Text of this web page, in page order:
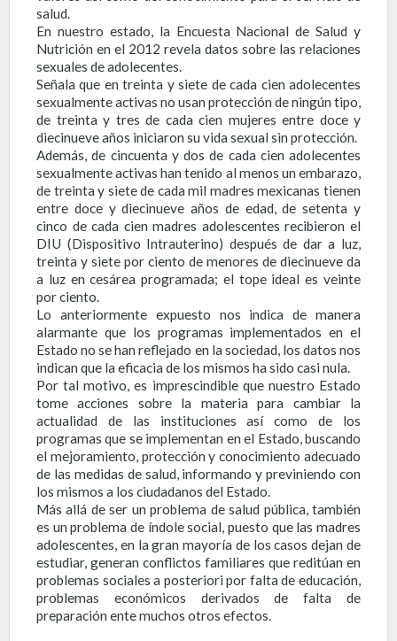
salud.
En nuestro estado, la Encuesta Nacional de Salud y
Nutrición en el 2012 revela datos sobre las relaciones
sexuales de adolecentes.
Señala que en treinta y siete de cada cien adolecentes
sexualmente activas no usan protección de ningún tipo,
de treinta y tres de cada cien mujeres entre doce y
diecinueve años iniciaron su vida sexual sin protección.
Además, de cincuenta y dos de cada cien adolecentes
sexualmente activas han tenido al menos un embarazo,
de treinta y siete de cada mil madres mexicanas tienen
entre doce y diecinueve años de edad, de setenta y
cinco de cada cien madres adolescentes recibieron el
DIU (Dispositivo Intrauterino) después de dar a luz,
treinta y siete por ciento de menores de diecinueve da
a luz en cesárea programada; el tope ideal es veinte
por ciento.
Lo anteriormente expuesto nos indica de manera
alarmante que los programas implementados en el
Estado no se han reflejado en la sociedad, los datos nos
indican que la eficacia de los mismos ha sido casi nula.
Por tal motivo, es imprescindible que nuestro Estado
tome acciones sobre la materia para cambiar la
actualidad de las instituciones así como de los
programas que se implementan en el Estado, buscando
el mejoramiento, protección y conocimiento adecuado
de las medidas de salud, informando y previniendo con
los mismos a los ciudadanos del Estado.
Más allá de ser un problema de salud pública, también
es un problema de índole social, puesto que las madres
adolescentes, en la gran mayoría de los casos dejan de
estudiar, generan conflictos familiares que reditúan en
problemas sociales a posteriori por falta de educación,
problemas económicos derivados de falta de
preparación ente muchos otros efectos.